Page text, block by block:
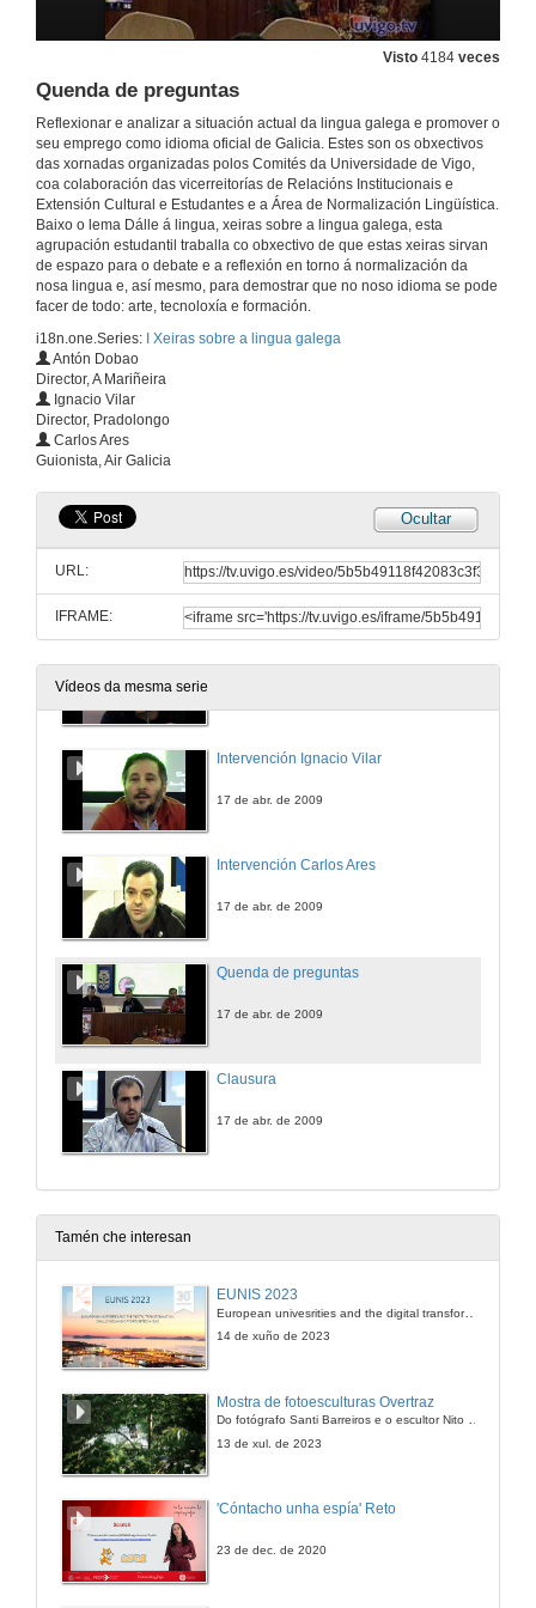
Visto 4184 veces
Quenda de preguntas
Reflexionar e analizar a situación actual da lingua galega e promover o
seu emprego como idioma oficial de Galicia. Estes son os obxectivos
das xornadas organizadas polos Comités da Universidade de Vigo,
coa colaboración das vicerreitorías de Relacións Institucionais e
Extensión Cultural e Estudantes e a Área de Normalización Lingüística.
Baixo o lema Dálle á lingua, xeiras sobre a lingua galega, esta
agrupación estudantil traballa co obxectivo de que estas xeiras sirvan
de espazo para o debate e a reflexión en torno á normalización da
nosa lingua e, así mesmo, para demostrar que no noso idioma se pode
facer de todo: arte, tecnoloxía e formación.
i18n.one.Series:
I Xeiras sobre a lingua galega
Antón Dobao
Director, A Mariñeira
Ignacio Vilar
Director, Pradolongo
Carlos Ares
Guionista, Air Galicia
Ocultar
URL:
IFRAME:
Vídeos da mesma serie
Presentación
Intervención Alfonso Eyré
16 de abr. de 2009
Intervención Iago Martínez
16 de abr. de 2009
Intervención Belén Regueira
17 de abr. de 2009
Intervención Ignacio Vilar
17 de abr. de 2009
Intervención Carlos Ares
17 de abr. de 2009
Quenda de preguntas
17 de abr. de 2009
Clausura
17 de abr. de 2009
Tamén che interesan
EUNIS 2023
European univesrities and the digital transformation: challenges and opportunities ahead
14 de xuño de 2023
Mostra de fotoesculturas Overtraz
Do fotógrafo Santi Barreiros e o escultor Nito Contreras.
13 de xul. de 2023
'Cóntacho unha espía' Reto
23 de dec. de 2020